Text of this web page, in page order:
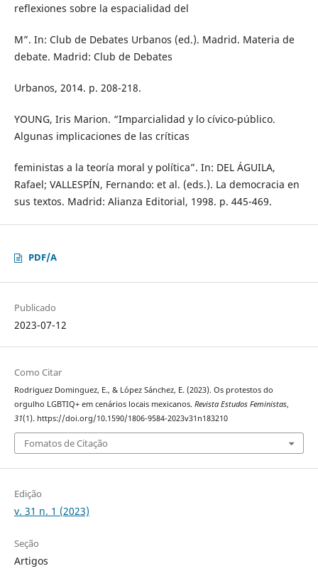
reflexiones sobre la espacialidad del
M”. In: Club de Debates Urbanos (ed.). Madrid. Materia de
debate. Madrid: Club de Debates
Urbanos, 2014. p. 208-218.
YOUNG, Iris Marion. “Imparcialidad y lo cívico-público.
Algunas implicaciones de las críticas
feministas a la teoría moral y política”. In: DEL ÁGUILA,
Rafael; VALLESPÍN, Fernando: et al. (eds.). La democracia en
sus textos. Madrid: Alianza Editorial, 1998. p. 445-469.
PDF/A
Publicado
2023-07-12
Como Citar
Rodriguez Dominguez, E., & López Sánchez, E. (2023). Os protestos do
orgulho LGBTIQ+ em cenários locais mexicanos. Revista Estudos Feministas,
31(1). https://doi.org/10.1590/1806-9584-2023v31n183210
Fomatos de Citação
Edição
v. 31 n. 1 (2023)
Seção
Artigos